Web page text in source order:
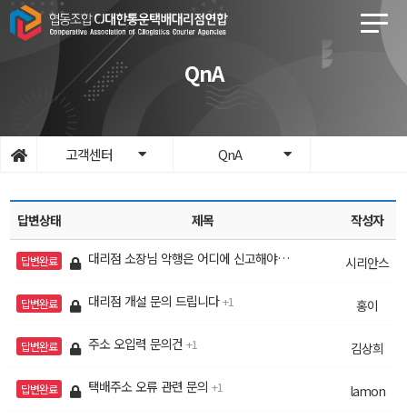
QnA
고객센터 QnA
답변상태 제목 작성자
답변완료 대리점 소장님 악행은 어디에 신고해야하나요??? 시리안스
답변완료 대리점 개설 문의 드립니다 1 홍이
답변완료 주소 오입력 문의건 1 김상희
답변완료 택배주소 오류 관련 문의 1 lamon